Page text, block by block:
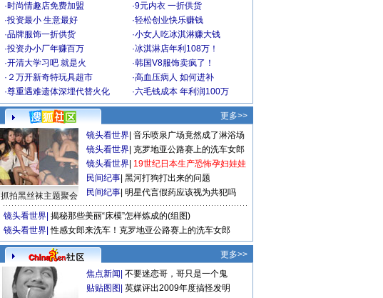
·时尚情趣店免费加盟 ·9元内衣 一折供货
·投资最小 生意最好 ·轻松创业快乐赚钱
·品牌服饰一折供货 ·小女人吃冰淇淋赚大钱
·投资办小厂年赚百万 ·冰淇淋店年利108万！
·开清大学习吧 就是火 ·韩国V8服饰卖疯了！
· ２万开新奇特玩具超市 ·高血压病人 如何进补
·尊重遇难遗体深埋代替火化 ·六毛钱成本 年利润100万
更多>>
抓拍黑丝袜主题聚会
镜头看世界 音乐喷泉广场竟然成了淋浴场
镜头看世界 克罗地亚公路赛上的洗车女郎
镜头看世界 19世纪日本生产恐怖孕妇娃娃
民间纪事 黑河打狗打出来的问题
民间纪事 明星代言假药应该视为共犯吗
镜头看世界 揭秘那些美丽“床模”怎样炼成的(组图)
镜头看世界 性感女郎来洗车！克罗地亚公路赛上的洗车女郎
更多>>
焦点新闻 不要迷恋哥，哥只是一个鬼
贴贴图图 英媒评出2009年度搞怪发明